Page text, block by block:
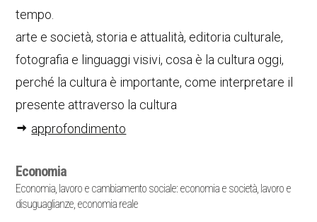
tempo.
arte e società, storia e attualità, editoria culturale,
fotografia e linguaggi visivi, cosa è la cultura oggi,
perché la cultura è importante, come interpretare il
presente attraverso la cultura
approfondimento
Economia
Economia, lavoro e cambiamento sociale: economia e società, lavoro e
disuguaglianze, economia reale